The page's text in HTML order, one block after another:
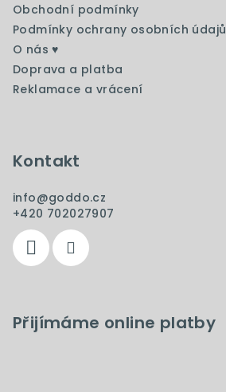
Obchodní podmínky
Podmínky ochrany osobních údajů
O nás ♥️
Doprava a platba
Reklamace a vrácení
Kontakt
info@goddo.cz
+420 702027907
Přijímáme online platby